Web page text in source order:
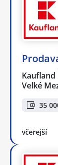
Velké
35
včerejší